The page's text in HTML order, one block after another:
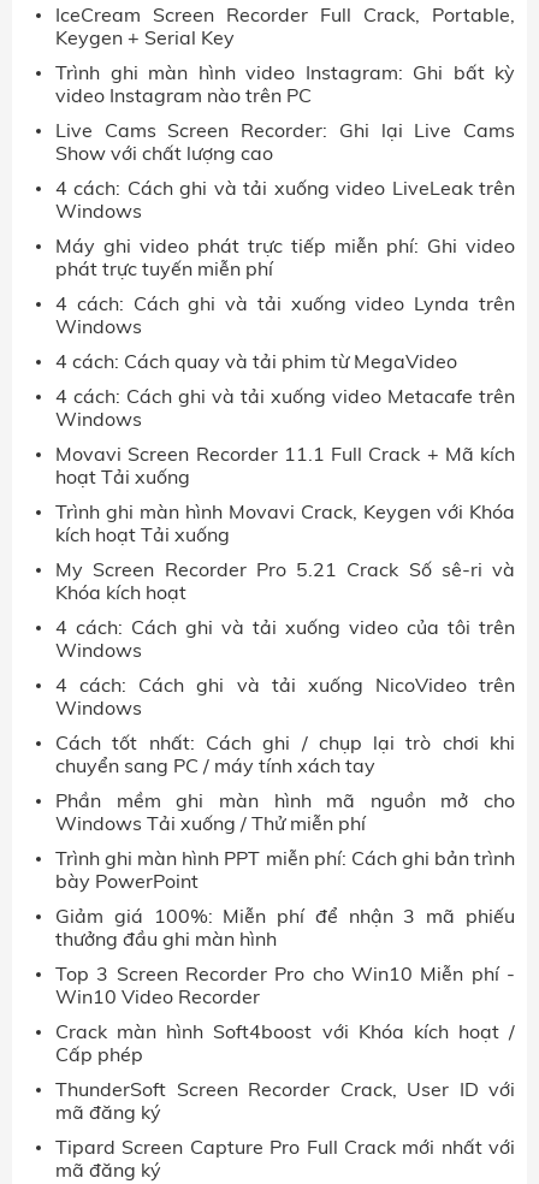
IceCream Screen Recorder Full Crack, Portable,
Keygen + Serial Key
Trình ghi màn hình video Instagram: Ghi bất kỳ
video Instagram nào trên PC
Live Cams Screen Recorder: Ghi lại Live Cams
Show với chất lượng cao
4 cách: Cách ghi và tải xuống video LiveLeak trên
Windows
Máy ghi video phát trực tiếp miễn phí: Ghi video
phát trực tuyến miễn phí
4 cách: Cách ghi và tải xuống video Lynda trên
Windows
4 cách: Cách quay và tải phim từ MegaVideo
4 cách: Cách ghi và tải xuống video Metacafe trên
Windows
Movavi Screen Recorder 11.1 Full Crack + Mã kích
hoạt Tải xuống
Trình ghi màn hình Movavi Crack, Keygen với Khóa
kích hoạt Tải xuống
My Screen Recorder Pro 5.21 Crack Số sê-ri và
Khóa kích hoạt
4 cách: Cách ghi và tải xuống video của tôi trên
Windows
4 cách: Cách ghi và tải xuống NicoVideo trên
Windows
Cách tốt nhất: Cách ghi / chụp lại trò chơi khi
chuyển sang PC / máy tính xách tay
Phần mềm ghi màn hình mã nguồn mở cho
Windows Tải xuống / Thử miễn phí
Trình ghi màn hình PPT miễn phí: Cách ghi bản trình
bày PowerPoint
Giảm giá 100%: Miễn phí để nhận 3 mã phiếu
thưởng đầu ghi màn hình
Top 3 Screen Recorder Pro cho Win10 Miễn phí -
Win10 Video Recorder
Crack màn hình Soft4boost với Khóa kích hoạt /
Cấp phép
ThunderSoft Screen Recorder Crack, User ID với
mã đăng ký
Tipard Screen Capture Pro Full Crack mới nhất với
mã đăng ký